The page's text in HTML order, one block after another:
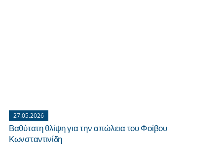
27.05.2026
Βαθύτατη θλίψη για την απώλεια του Φοίβου
Κωνσταντινίδη